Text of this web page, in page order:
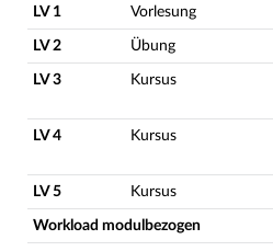
LV 1 Vorlesung
LV 2 Übung
LV 3 Kursus
LV 4 Kursus
LV 5 Kursus
Workload modulbezogen